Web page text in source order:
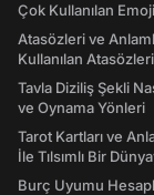
Çok Kullanılan
Atasözleri ve
Kullanılan
Tavla Diziliş Şekli
ve Oynama Yönleri
Tarot Kartları ve
İle Tılsımlı Bir
Burç Uyumu